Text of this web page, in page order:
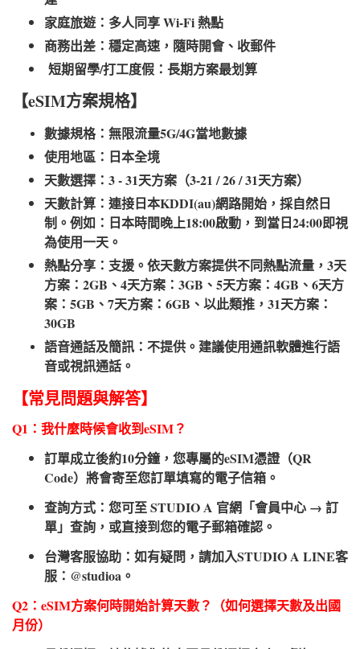
家庭旅遊：多人同享 Wi-Fi 熱點
商務出差：穩定高速，隨時開會、收郵件
短期留學/打工度假：長期方案最划算
【eSIM方案規格】
數據規格：無限流量5G/4G當地數據
使用地區：日本全境
天數選擇：3 - 31天方案（3-21 / 26 / 31天方案）
天數計算：連接日本KDDI(au)網路開始，採自然日
制。例如：日本時間晚上18:00啟動，到當日24:00即視
為使用一天。
熱點分享：支援。依天數方案提供不同熱點流量，3天
方案：2GB、4天方案：3GB、5天方案：4GB、6天方
案：5GB、7天方案：6GB、以此類推，31天方案：
30GB
語音通話及簡訊：不提供。建議使用通訊軟體進行語
音或視訊通話。
【常見問題與解答】
Q1：我什麼時候會收到eSIM？
訂單成立後約10分鐘，您專屬的eSIM憑證（QR
Code）將會寄至您訂單填寫的電子信箱。
查詢方式：您可至 STUDIO A 官網「會員中心 → 訂
單」查詢，或直接到您的電子郵箱確認。
台灣客服協助：如有疑問，請加入STUDIO A LINE客
服：@studioa。
Q2：eSIM方案何時開始計算天數？（如何選擇天數及出國
月份）​